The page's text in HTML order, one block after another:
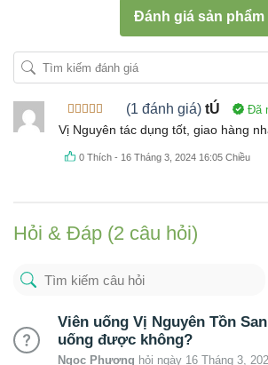
Đánh giá sản phẩm
Được xếp
hạng5 5
sao
(1 đánh giá) tÚ Đã
Vị Nguyên tác dụng tốt, giao hàng
0 Thích - 16 Tháng 3, 2024 16:05 Chiều
Hỏi & Đáp (2 câu hỏi)
Viên uống Vị Nguyên Tồn
uống được không?
Ngọc Phương hỏi ngày 16 Tháng 3,